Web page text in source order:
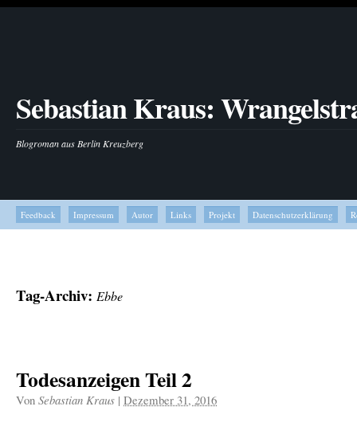
Sebastian Kraus:
Blogroman aus Berlin Kreuzberg
Feedback Impressum Autor Links Projekt Datenschutzerklärung
Tag-Archiv: Ebbe
Todesanzeigen Teil 2
Von Sebastian Kraus | Dezember 31, 2016